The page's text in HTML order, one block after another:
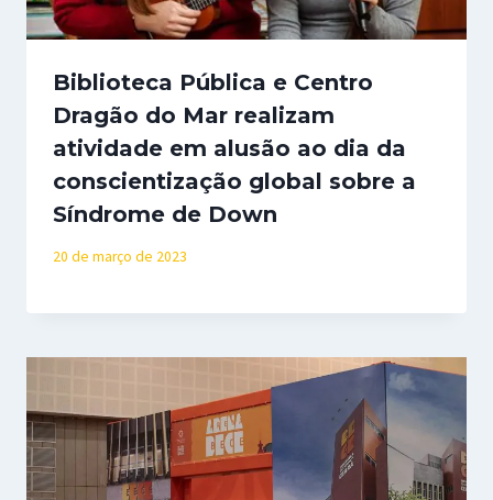
Biblioteca Pública e Centro
Dragão do Mar realizam
atividade em alusão ao dia da
conscientização global sobre a
Síndrome de Down
20 de março de 2023